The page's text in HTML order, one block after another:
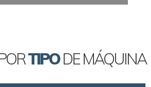
TIPODE MÁQUINA